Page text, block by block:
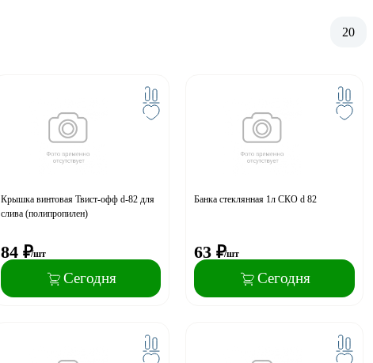
20
Крышка винтовая Твист-офф d-82 для
слива (полипропилен)
84 ₽/шт
Сегодня
Банка стеклянная 1л СКО d 82
63 ₽/шт
Сегодня